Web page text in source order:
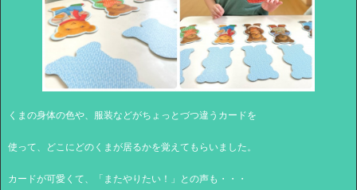
くまの身体の色や、服装などがちょっとづつ違うカードを
使って、どこにどのくまが居るかを覚えてもらいました。
カードが可愛くて、「またやりたい！」との声も・・・